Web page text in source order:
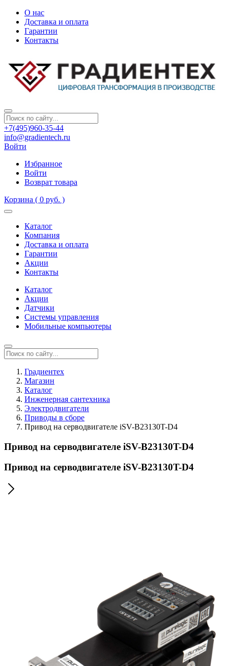
О нас
Доставка и оплата
Гарантии
Контакты
+7(495)960-35-44
info@gradientech.ru
Войти
Избранное
Войти
Возврат товара
Корзина ( 0 руб. )
Каталог
Компания
Доставка и оплата
Гарантии
Акции
Контакты
Каталог
Акции
Датчики
Системы управления
Мобильные компьютеры
Градиентех
Магазин
Каталог
Инженерная сантехника
Электродвигатели
Приводы в сборе
Привод на серводвигателе iSV-B23130T-D4
Привод на серводвигателе iSV-B23130T-D4
Привод на серводвигателе iSV-B23130T-D4